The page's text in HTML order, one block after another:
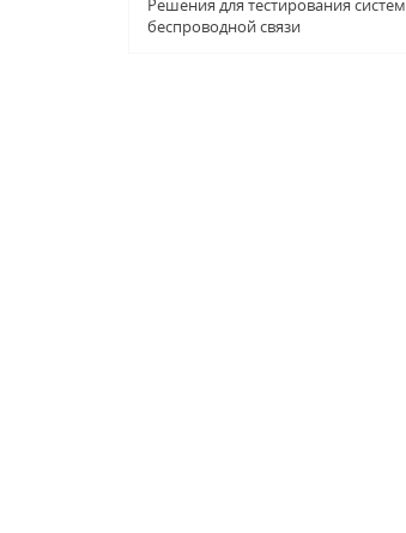
Решения для тестирования систем
беспроводной связи